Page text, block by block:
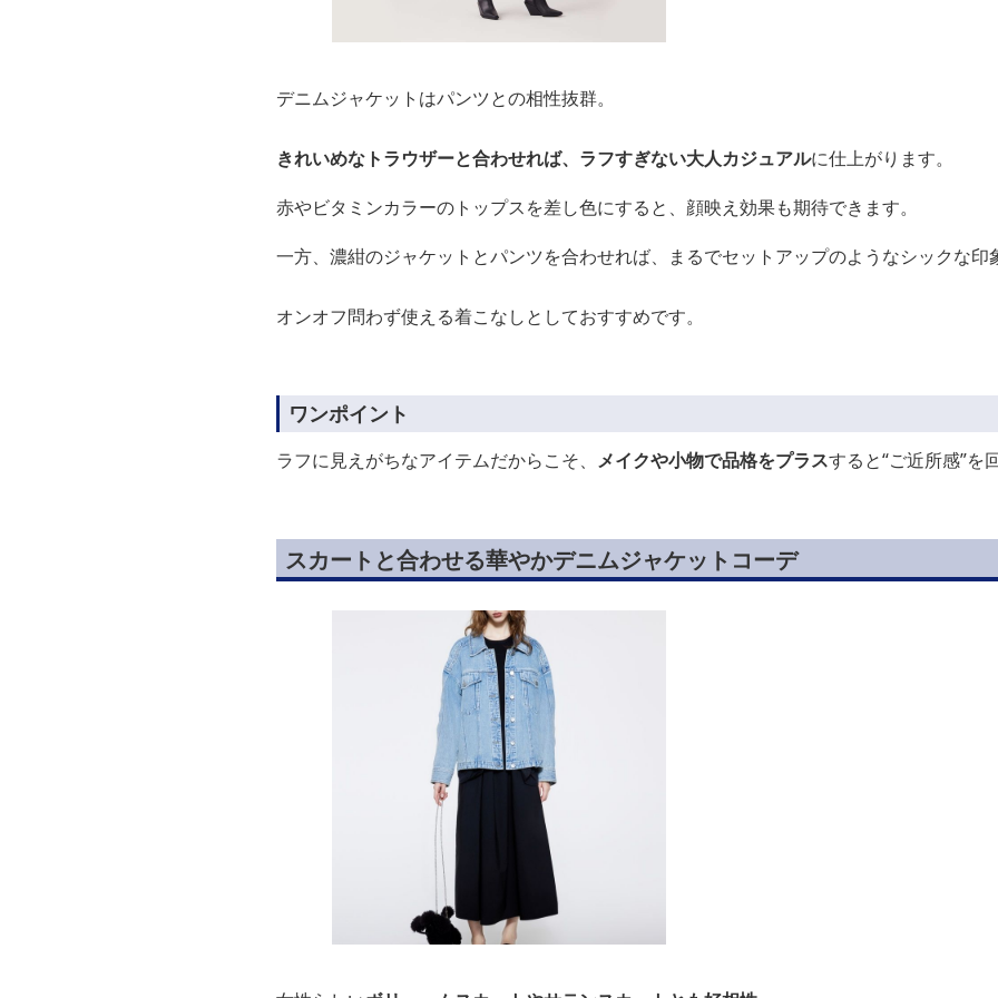
デニムジャケットはパンツとの相性抜群。
きれいめなトラウザーと合わせれば、ラフすぎない大人カジュアルに仕上がります。
赤やビタミンカラーのトップスを差し色にすると、顔映え効果も期待できます。
一方、濃紺のジャケットとパンツを合わせれば、まるでセットアップのようなシックな印
オンオフ問わず使える着こなしとしておすすめです。
ワンポイント
ラフに見えがちなアイテムだからこそ、 メイクや小物で品格をプラスすると“ご近所感”を
スカートと合わせる華やかデニムジャケットコーデ